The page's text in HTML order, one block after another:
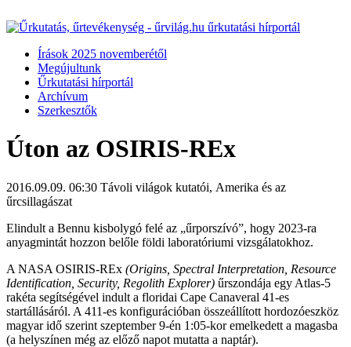
Írások 2025 novemberétől
Megújultunk
Űrkutatási hírportál
Archívum
Szerkesztők
Úton az OSIRIS-REx
2016.09.09. 06:30 Távoli világok kutatói, Amerika és az
űrcsillagászat
Elindult a Bennu kisbolygó felé az „űrporszívó”, hogy 2023-ra
anyagmintát hozzon belőle földi laboratóriumi vizsgálatokhoz.
A NASA OSIRIS-REx (Origins, Spectral Interpretation, Resource
Identification, Security, Regolith Explorer) űrszondája egy Atlas-5
rakéta segítségével indult a floridai Cape Canaveral 41-es
startállásáról. A 411-es konfigurációban összeállított hordozóeszköz
magyar idő szerint szeptember 9-én 1:05-kor emelkedett a magasba
(a helyszínen még az előző napot mutatta a naptár).